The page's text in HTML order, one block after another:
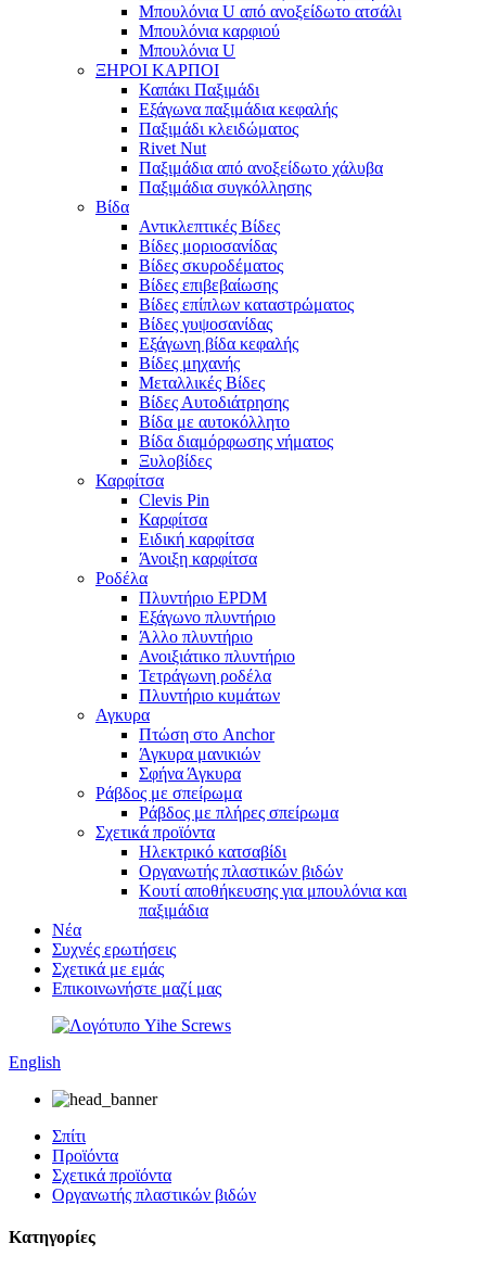
Μπουλόνια U από ανοξείδωτο ατσάλι
Μπουλόνια καρφιού
Μπουλόνια U
ΞΗΡΟΙ ΚΑΡΠΟΙ
Καπάκι Παξιμάδι
Εξάγωνα παξιμάδια κεφαλής
Παξιμάδι κλειδώματος
Rivet Nut
Παξιμάδια από ανοξείδωτο χάλυβα
Παξιμάδια συγκόλλησης
Βίδα
Αντικλεπτικές Βίδες
Βίδες μοριοσανίδας
Βίδες σκυροδέματος
Βίδες επιβεβαίωσης
Βίδες επίπλων καταστρώματος
Βίδες γυψοσανίδας
Εξάγωνη βίδα κεφαλής
Βίδες μηχανής
Μεταλλικές Βίδες
Βίδες Αυτοδιάτρησης
Βίδα με αυτοκόλλητο
Βίδα διαμόρφωσης νήματος
Ξυλοβίδες
Καρφίτσα
Clevis Pin
Καρφίτσα
Ειδική καρφίτσα
Άνοιξη καρφίτσα
Ροδέλα
Πλυντήριο EPDM
Εξάγωνο πλυντήριο
Άλλο πλυντήριο
Ανοιξιάτικο πλυντήριο
Τετράγωνη ροδέλα
Πλυντήριο κυμάτων
Αγκυρα
Πτώση στο Anchor
Άγκυρα μανικιών
Σφήνα Άγκυρα
Ράβδος με σπείρωμα
Ράβδος με πλήρες σπείρωμα
Σχετικά προϊόντα
Ηλεκτρικό κατσαβίδι
Οργανωτής πλαστικών βιδών
Κουτί αποθήκευσης για μπουλόνια και
παξιμάδια
Νέα
Συχνές ερωτήσεις
Σχετικά με εμάς
Επικοινωνήστε μαζί μας
English
Σπίτι
Προϊόντα
Σχετικά προϊόντα
Οργανωτής πλαστικών βιδών
Κατηγορίες